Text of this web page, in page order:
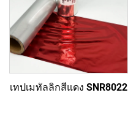
เทปเมทัลลิกสีแดง SNR8022